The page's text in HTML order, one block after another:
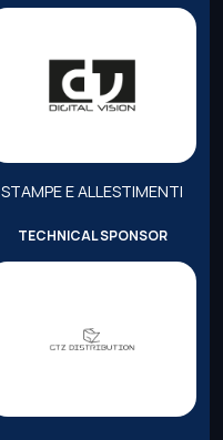
STAMPE E ALLESTIMENTI
TECHNICAL SPONSOR